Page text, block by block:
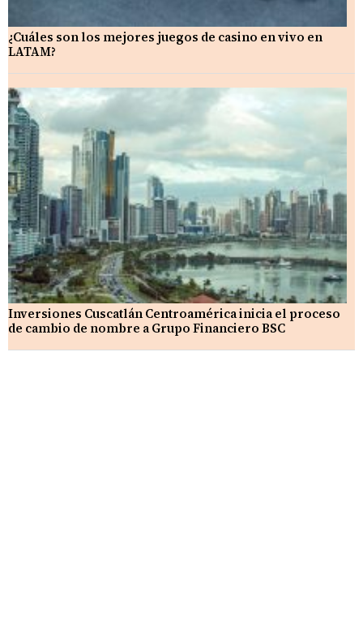
¿Cuáles son los mejores juegos de casino en vivo en
LATAM?
Inversiones Cuscatlán Centroamérica inicia el proceso
de cambio de nombre a Grupo Financiero BSC